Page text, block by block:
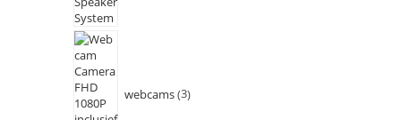
webcams 3